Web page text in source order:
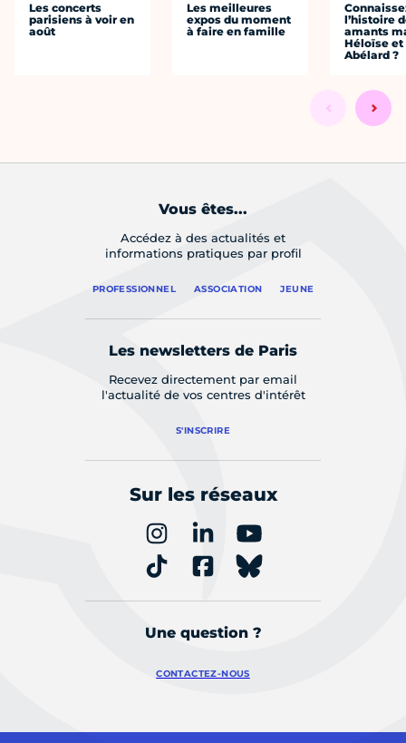
Les concerts
parisiens à voir en
août
Les meilleures
expos du moment
à faire en famille
l’histoire
amants
Héloïse et
Abélard ?
Vous êtes...
Accédez à des actualités et
informations pratiques par profil
PROFESSIONNEL ASSOCIATION JEUNE
Les newsletters de Paris
Recevez directement par email
l'actualité de vos centres d'intérêt
S'INSCRIRE
Sur les réseaux
Une question ?
CONTACTEZ-NOUS